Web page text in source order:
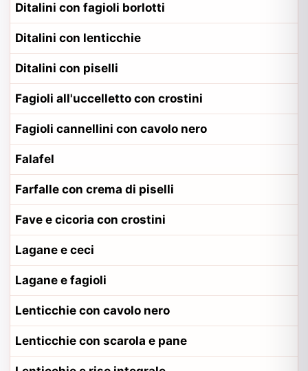
Ditalini con fagioli borlotti
Ditalini con lenticchie
Ditalini con piselli
Fagioli all'uccelletto con crostini
Fagioli cannellini con cavolo nero
Falafel
Farfalle con crema di piselli
Fave e cicoria con crostini
Lagane e ceci
Lagane e fagioli
Lenticchie con cavolo nero
Lenticchie con scarola e pane